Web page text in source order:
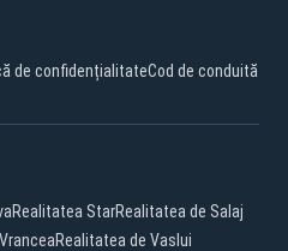
de confidențialitateCod de conduită
Realitatea StarRealitatea de Salaj
Realitatea de Vaslui